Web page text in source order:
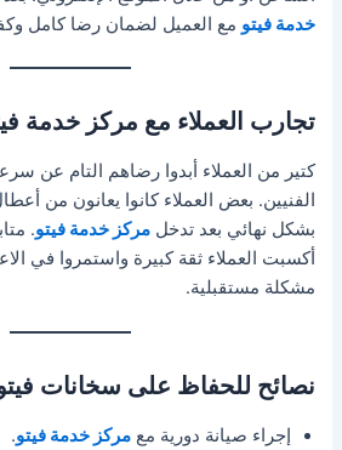
خدمة فيتو مع العميل لضمان رضا كامل
تجارب العملاء مع مركز خدمة
كتير من العملاء أبدوا رضاهم التام عن
الفنيين. بعض العملاء كانوا يعانون من
بشكل نهائي بعد تدخلمركز خدمة فيتو.
أكسبت العملاء ثقة كبيرة واستمروا في
مشكلة مستقبلية.
نصائح للحفاظ على سخانات
إجراء صيانة دورية معمركز خدمة فيتو.